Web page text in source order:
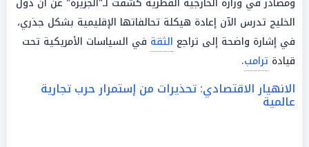
الخليج تدرس الآن إعادة هيكلة تحالفاتها الإقليمية بشكل جذري،
في إشارة واضحة إلى تراجع الثقة في السياسات الأمريكية تحت
قيادة ترامب.
الانهيار الاقتصادي: تحذيرات من إستمرار حرب تجارية
عالمية